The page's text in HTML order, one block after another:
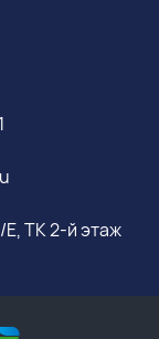
Е, ТК 2-й этаж